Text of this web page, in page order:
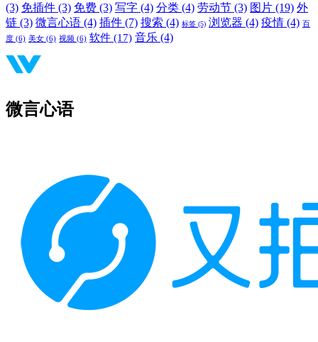
(3) 免插件 (3) 免费 (3) 写字 (4) 分类 (4) 劳动节 (3) 图片 (19) 外
链 (3) 微言心语 (4) 插件 (7) 搜索 (4) 标签 (5) 浏览器 (4) 疫情 (4) 百
度 (6) 美女 (6) 视频 (6) 软件 (17) 音乐 (4)
微言心语